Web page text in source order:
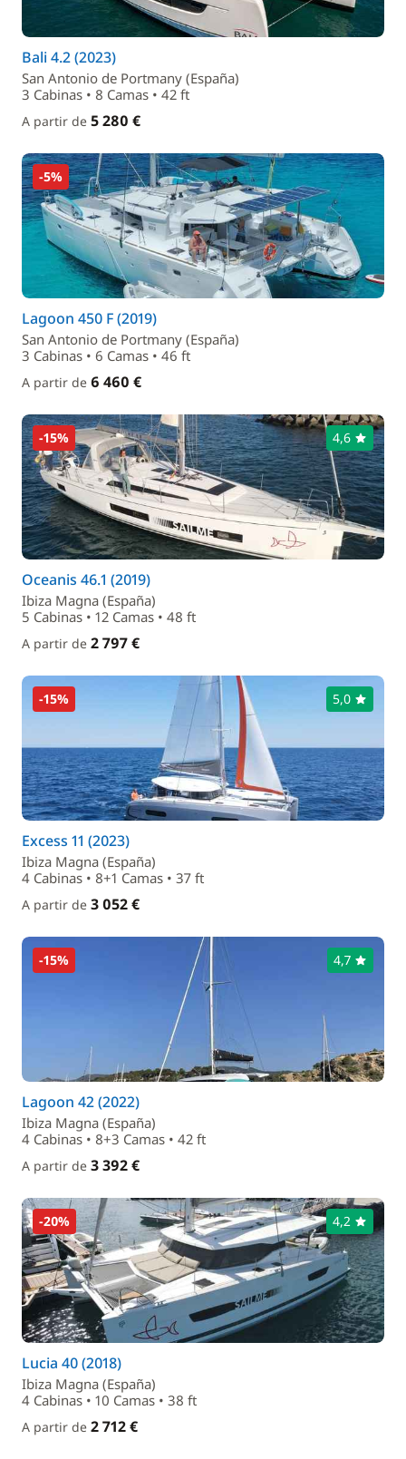
Bali 4.2 (2023)
San Antonio de Portmany (España)
3 Cabinas • 8 Camas • 42 ft
A partir de 5 280 €
-5%
Lagoon 450 F (2019)
San Antonio de Portmany (España)
3 Cabinas • 6 Camas • 46 ft
A partir de 6 460 €
-15% 4,6
Oceanis 46.1 (2019)
Ibiza Magna (España)
5 Cabinas • 12 Camas • 48 ft
A partir de 2 797 €
-15% 5,0
Excess 11 (2023)
Ibiza Magna (España)
4 Cabinas • 8+1 Camas • 37 ft
A partir de 3 052 €
-15% 4,7
Lagoon 42 (2022)
Ibiza Magna (España)
4 Cabinas • 8+3 Camas • 42 ft
A partir de 3 392 €
-20% 4,2
Lucia 40 (2018)
Ibiza Magna (España)
4 Cabinas • 10 Camas • 38 ft
A partir de 2 712 €